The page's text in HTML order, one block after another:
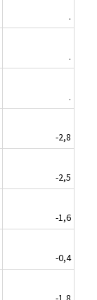
.
.
.
-2,8
-2,5
-1,6
-0,4